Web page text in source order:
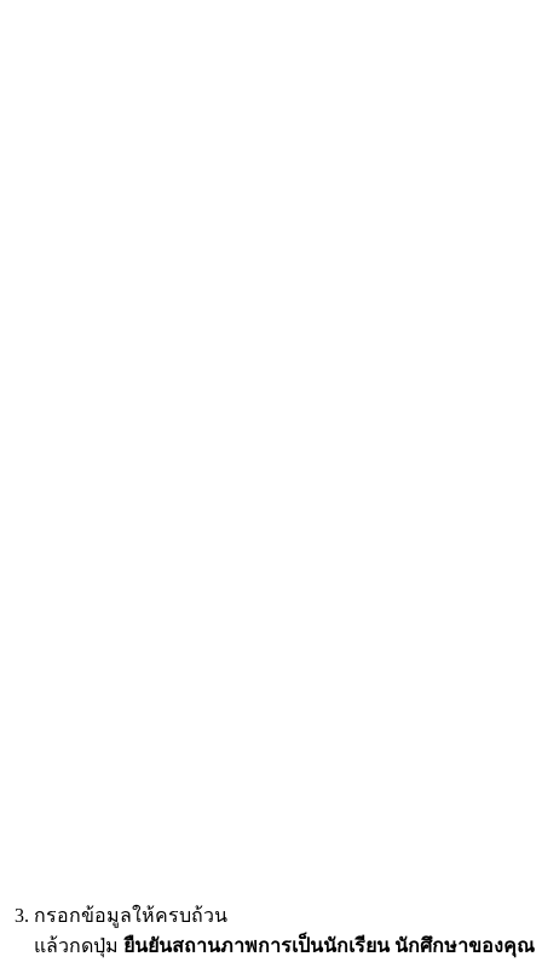
กรอกข้อมูลให้ครบถ้วน
แล้วกดปุ่ม ยืนยันสถานภาพการเป็นนักเรียน นักศึกษาของคุณ